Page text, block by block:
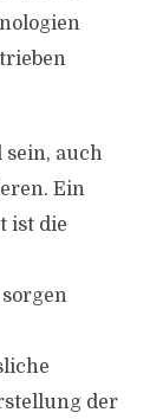
sein, auch
Ein
ist die
der